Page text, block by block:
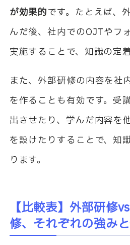
が効果的です。たとえば、
んだ後、社内でのOJTやフ
実施することで、知識の定
また、外部研修の内容を社
を作ることも有効です。受
出させたり、学んだ内容を
を設けたりすることで、知
ります。
【比較表】外部研修
修、それぞれの強み